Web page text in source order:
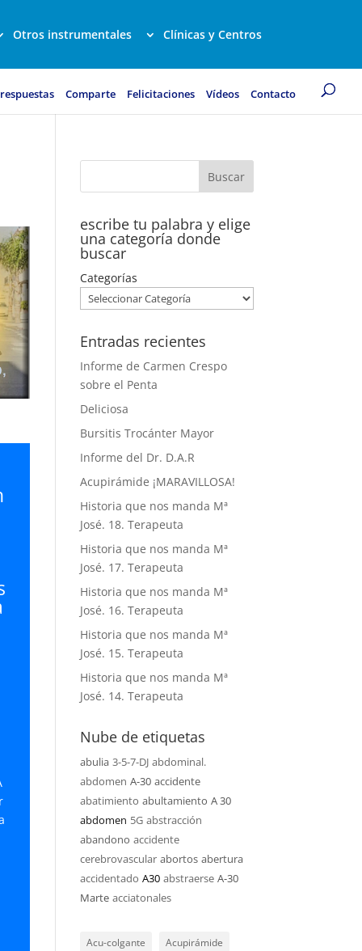
Otros instrumentales
Clínicas y Centros
Comparte Felicitaciones Vídeos Contacto
escribe tu palabra y elige
una categoría donde
buscar
Categorías
Entradas recientes
Informe de Carmen Crespo
sobre el Penta
Deliciosa
Bursitis Trocánter Mayor
Informe del Dr. D.A.R
Acupirámide ¡MARAVILLOSA!
Historia que nos manda Mª
José. 18. Terapeuta
Historia que nos manda Mª
José. 17. Terapeuta
Historia que nos manda Mª
José. 16. Terapeuta
Historia que nos manda Mª
José. 15. Terapeuta
Historia que nos manda Mª
José. 14. Terapeuta
Nube de etiquetas
abulia 3-5-7-DJ abdominal.
abdomen A-30 accidente
abatimiento abultamiento A 30
abdomen 5G abstracción
abandono accidente
cerebrovascular abortos abertura
accidentado A30 abstraerse A-30
Marte acciatonales
Acu-colgante
Acupirámide